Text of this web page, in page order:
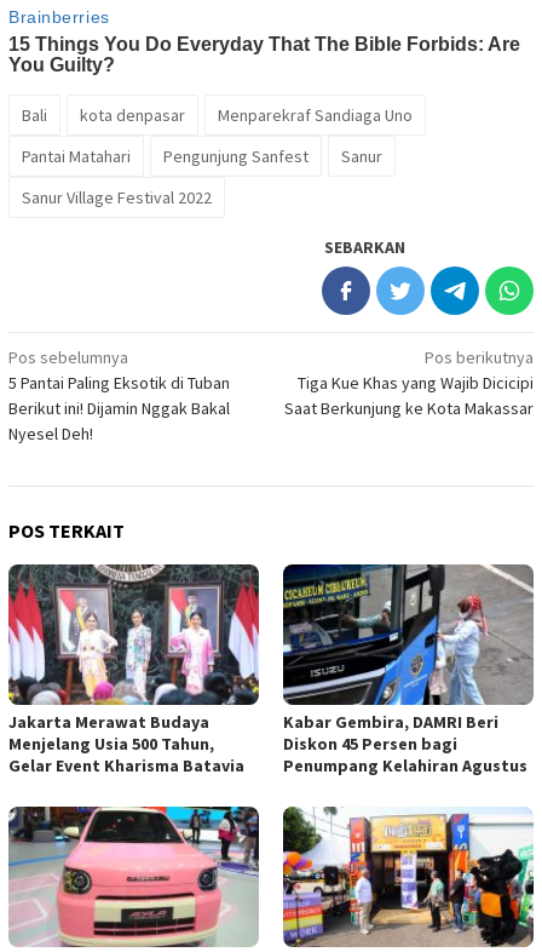
Bali kota denpasar
Menparekraf Sandiaga Uno
Pantai Matahari
Pengunjung Sanfest
Sanur
Sanur Village Festival 2022
SEBARKAN
Navigasi
pos
Pos sebelumnya
5 Pantai Paling Eksotik di Tuban
Berikut ini! Dijamin Nggak Bakal
Nyesel Deh!
Pos berikutnya
Tiga Kue Khas yang Wajib Dicicipi
Saat Berkunjung ke Kota Makassar
POS TERKAIT
Jakarta Merawat Budaya
Menjelang Usia 500 Tahun,
Gelar Event Kharisma Batavia
Kabar Gembira, DAMRI Beri
Diskon 45 Persen bagi
Penumpang Kelahiran Agustus